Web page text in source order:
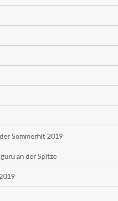
Sommerhit 2019
an der Spitze